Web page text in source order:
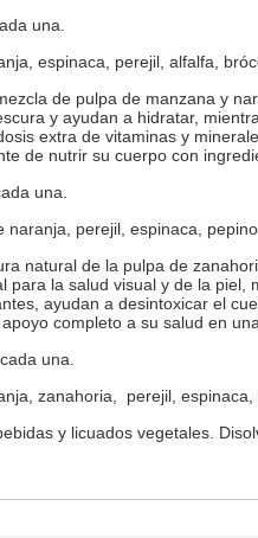
una.
espinaca, perejil, alfalfa,
de pulpa de manzana y
y ayudan a hidratar,
extra de vitaminas y
de nutrir su cuerpo con
una.
perejil, espinaca,
natural de la pulpa de
para la salud visual y de la
ayudan a desintoxicar el
completo a su salud en
una.
zanahoria, perejil, espinaca,
y licuados vegetales.